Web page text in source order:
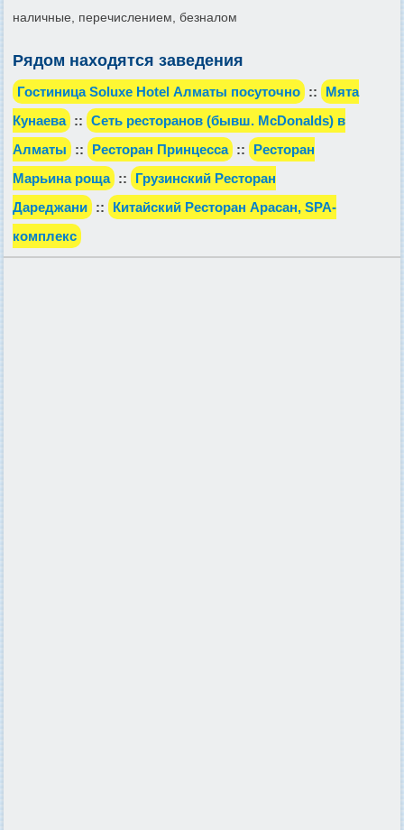
наличные, перечислением, безналом
Рядом находятся заведения
Гостиница Soluxe Hotel Алматы посуточно ::
Мята
Кунаева :: Сеть ресторанов (бывш. McDonalds) в
Алматы
:: Ресторан Принцесса ::
Ресторан
Марьина роща ::
Грузинский Ресторан
Дареджани ::
Китайский Ресторан Арасан, SPA-
комплекс